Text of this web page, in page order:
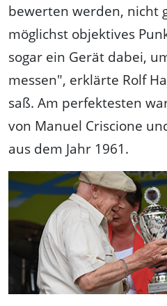
bewerten werden, nicht
möglichst objektives
sogar ein Gerät dabei,
messen", erklärte Rolf
saß. Am perfektesten
von Manuel Criscione
aus dem Jahr 1961.